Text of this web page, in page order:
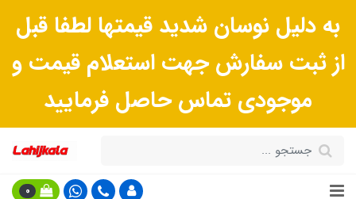
به دلیل نوسان شدید قیمتها لطفا قبل
از ثبت سفارش جهت استعلام قیمت و
موجودی تماس حاصل فرمایید
0